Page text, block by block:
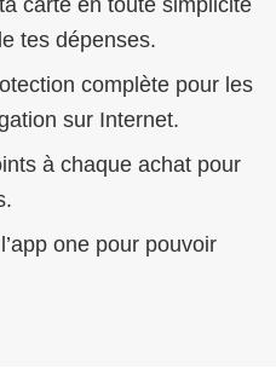
carte en toute simplicité
tes dépenses.
complète pour les
sur Internet.
à chaque achat pour
one pour pouvoir